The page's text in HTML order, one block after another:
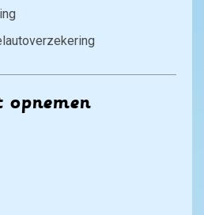
opnemen